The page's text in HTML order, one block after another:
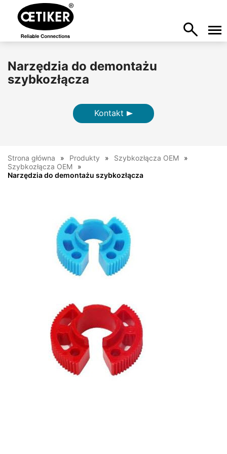
Narzędzia do demontażu
szybkozłącza
Kontakt
Strona główna Produkty
Szybkozłącza OEM
Szybkozłącza OEM
Narzędzia do demontażu szybkozłącza